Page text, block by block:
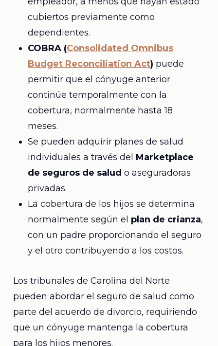
cubiertos previamente como
dependientes.
COBRA (Consolidated Omnibus
Budget Reconciliation Act) puede
permitir que el cónyuge anterior
continúe temporalmente con la
cobertura, normalmente hasta 18
meses.
Se pueden adquirir planes de salud
individuales a través del Marketplace
de seguros de salud o aseguradoras
privadas.
La cobertura de los hijos se determina
normalmente según el plan de crianza,
con un padre proporcionando el seguro
y el otro contribuyendo a los costos.
Los tribunales de Carolina del Norte
pueden abordar el seguro de salud como
parte del acuerdo de divorcio, requiriendo
que un cónyuge mantenga la cobertura
para los hijos menores.